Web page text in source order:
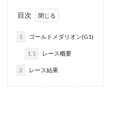
目次
1 ゴールドメダリオン(G1)
1.1 レース概要
2 レース結果